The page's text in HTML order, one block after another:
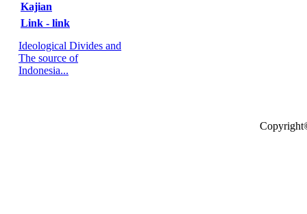
Kajian
Link - link
Ideological Divides and
The source of
Indonesia...